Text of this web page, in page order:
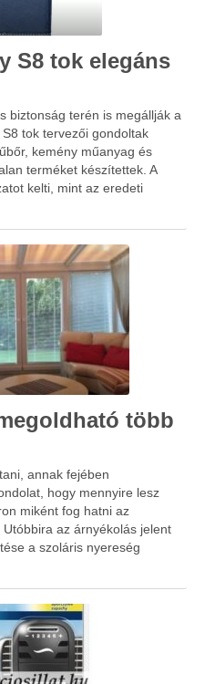
S8 tok elegáns
biztonság terén is megállják a
tok tervezői gondoltak
kemény műanyag és
terméket készítettek. A
kelti, mint az eredeti
a tisztítása. Ki van párnázva,
több
annak fejében
hogy mennyire lesz
miként fog hatni az
az árnyékolás jelent
a szoláris nyereség
ami az üvegfelületek